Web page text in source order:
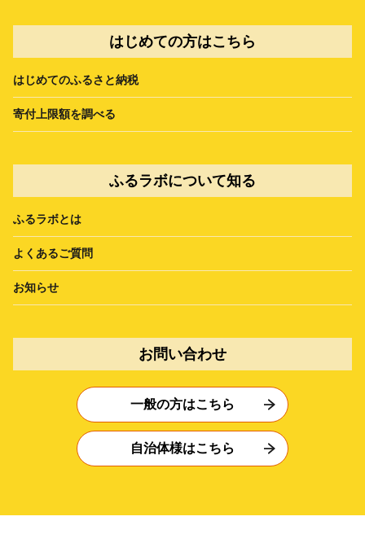
はじめての方はこちら
はじめてのふるさと納税
寄付上限額を調べる
ふるラボについて知る
ふるラボとは
よくあるご質問
お知らせ
お問い合わせ
一般の方はこちら
自治体様はこちら